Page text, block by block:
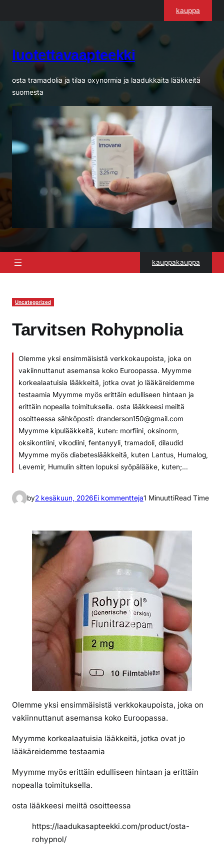
kauppa
luotettavaapteekki
osta tramadolia ja tilaa oxynormia ja laadukkaita lääkkeitä
suomesta
kauppakauppa
Uncategorized
Tarvitsen Rohypnolia
Olemme yksi ensimmäisistä verkkokaupoista, joka on
vakiinnuttanut asemansa koko Euroopassa. Myymme
korkealaatuisia lääkkeitä, jotka ovat jo lääkäreidemme
testaamia Myymme myös erittäin edulliseen hintaan ja
erittäin nopealla toimituksella. osta lääkkeesi meiltä
osoitteessa sähköposti: dranderson150@gmail.com
Myymme kipulääkkeitä, kuten: morfiini, oksinorm,
oksikontiini, vikodiini, fentanyyli, tramadoli, dilaudid
Myymme myös diabeteslääkkeitä, kuten Lantus, Humalog,
Levemir, Humulin sitten lopuksi syöpälääke, kuten;…
by2 kesäkuun, 2026Ei kommenttejaa
i
n
T
a
r
i
t
s
R
y
1 MinuuttiRead Time
Olemme yksi ensimmäisistä verkkokaupoista, joka on
vakiinnuttanut asemansa koko Euroopassa.
Myymme korkealaatuisia lääkkeitä, jotka ovat jo
lääkäreidemme testaamia
Myymme myös erittäin edulliseen hintaan ja erittäin
nopealla toimituksella.
osta lääkkeesi meiltä osoitteessa
https://laadukasapteekki.com/product/osta-
rohypnol/